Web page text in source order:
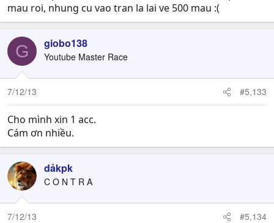
mau roi, nhung cu vao tran la lai ve 500 mau :(
G giobo138
Youtube Master Race
7/12/13 #5,133
Cho mình xin 1 acc.
Cám ơn nhiều.
dảkpk
C O N T R A
7/12/13 #5,134